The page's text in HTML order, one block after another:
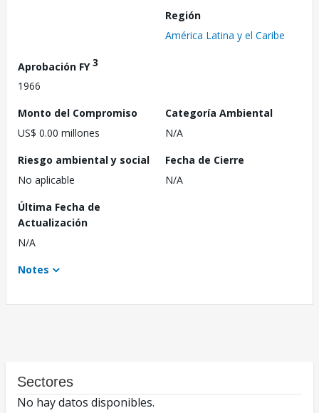
Región
América Latina y el Caribe
Aprobación FY3
1966
Monto del Compromiso
US$ 0.00 millones
Categoría Ambiental
N/A
Riesgo ambiental y social
No aplicable
Fecha de Cierre
N/A
Última Fecha de
Actualización
N/A
Notes
Sectores
No hay datos disponibles.